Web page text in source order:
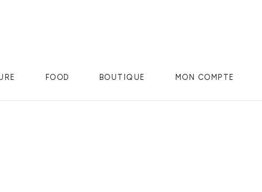
FOOD BOUTIQUE MON COMPTE